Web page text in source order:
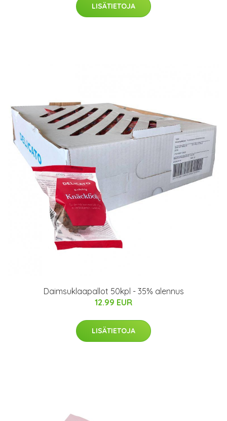
LISÄTIETOJA
Daimsuklaapallot 50kpl - 35% alennus
12.99 EUR
LISÄTIETOJA